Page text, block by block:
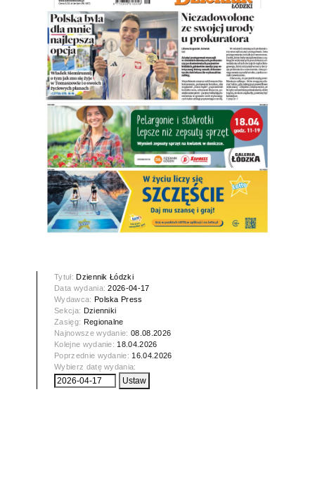
Tytuł: Dziennik Łódzki
Data wydania:2026-04-17
Wydawca: Polska Press
Sekcja: Dzienniki
Zasięg: Regionalne
Najnowsze wydanie:08.08.2026
Kolejne wydanie: 18.04.2026
Poprzednie wydanie: 16.04.2026
Wybierz datę wydania: